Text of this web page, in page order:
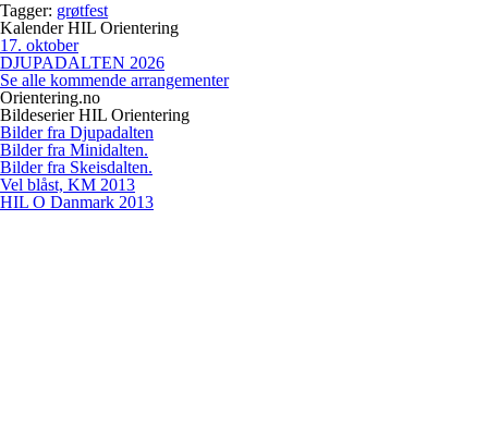
Tagger: grøtfest
Kalender HIL Orientering
17. oktober
DJUPADALTEN 2026
Se alle kommende arrangementer
Orientering.no
Bildeserier HIL Orientering
Bilder fra Djupadalten
Bilder fra Minidalten.
Bilder fra Skeisdalten.
Vel blåst, KM 2013
HIL O Danmark 2013